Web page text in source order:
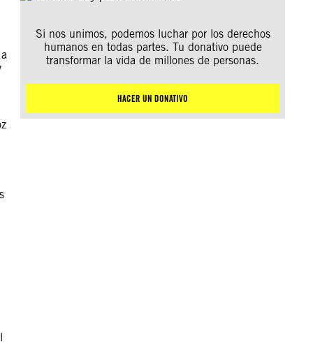
Si nos unimos, podemos luchar por los derechos
humanos en todas partes. Tu donativo puede
transformar la vida de millones de personas.
HACER UN DONATIVO